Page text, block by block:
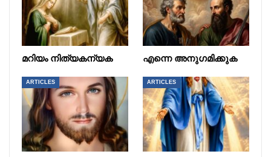
മറിയം നിത്യകന്യക എന്നെ അനുഗമിക്കുക
ARTICLES ARTICLES